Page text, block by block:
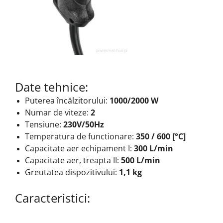
Date tehnice:
Puterea încălzitorului: 1000/2000W
Numar de viteze: 2
Tensiune: 230V/50Hz
Temperatura de functionare: 350 / 600 [°C]
Capacitate aer echipament I: 300 L/min
Capacitate aer, treapta II: 500 L/min
Greutatea dispozitivului: 1,1 kg
Caracteristici: